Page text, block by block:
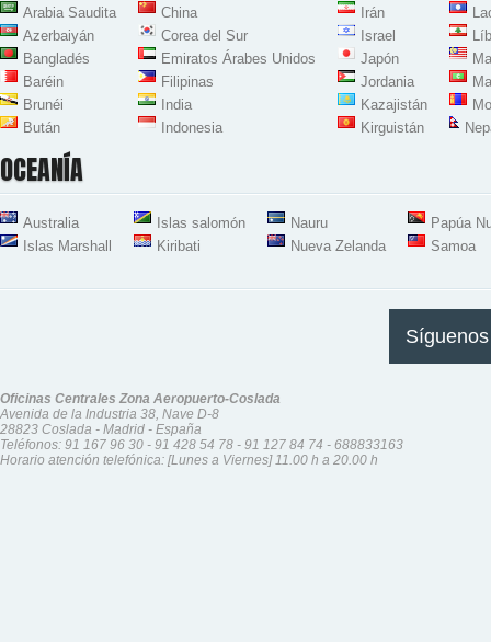
Arabia Saudita
Azerbaiyán
Bangladés
Baréin
Brunéi
Bután
China
Corea del Sur
Emiratos Árabes Unidos
Filipinas
India
Indonesia
Irán
Israel
Japón
Jordania
Kazajistán
Kirguistán
OCEANÍA
Australia
Islas Marshall
Islas salomón
Kiribati
Nauru
Nueva Zelanda
Papúa
Samoa
Oficinas Centrales Zona Aeropuerto-Coslada
Avenida de la Industria 38, Nave D-8
28823 Coslada - Madrid - España
Teléfonos: 91 167 96 30 - 91 428 54 78 - 91 127 84 74 - 688833163
Horario atención telefónica: [Lunes a Viernes] 11.00 h a 20.00 h